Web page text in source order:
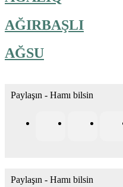
AĞIRBAŞLI
AĞSU
Paylaşın - Hamı bilsin
Paylaşın - Hamı bilsin